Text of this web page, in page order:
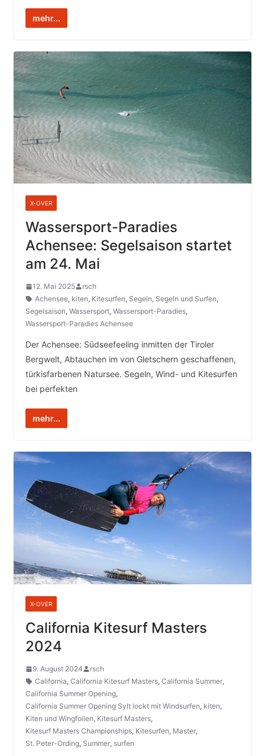
mehr...
X-OVER
Wassersport-Paradies
Achensee: Segelsaison startet
am 24. Mai
12. Mai 2025
rsch
Achensee, kiten, Kitesurfen, Segeln, Segeln und Surfen,
Segelsaison, Wassersport, Wassersport-Paradies,
Wassersport-Paradies Achensee
Der Achensee: Südseefeeling inmitten der Tiroler
Bergwelt, Abtauchen im von Gletschern geschaffenen,
türkisfarbenen Natursee. Segeln, Wind- und Kitesurfen
bei perfekten
mehr...
X-OVER
California Kitesurf Masters
2024
9. August 2024
rsch
California, California Kitesurf Masters, California Summer,
California Summer Opening,
California Summer Opening Sylt lockt mit Windsurfen, kiten,
Kiten und Wingfoilen, Kitesurf Masters,
Kitesurf Masters Championships, Kitesurfen, Master,
St. Peter-Ording, Summer, surfen